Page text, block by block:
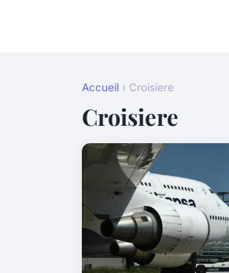
Accueil › Croisiere
Croisiere